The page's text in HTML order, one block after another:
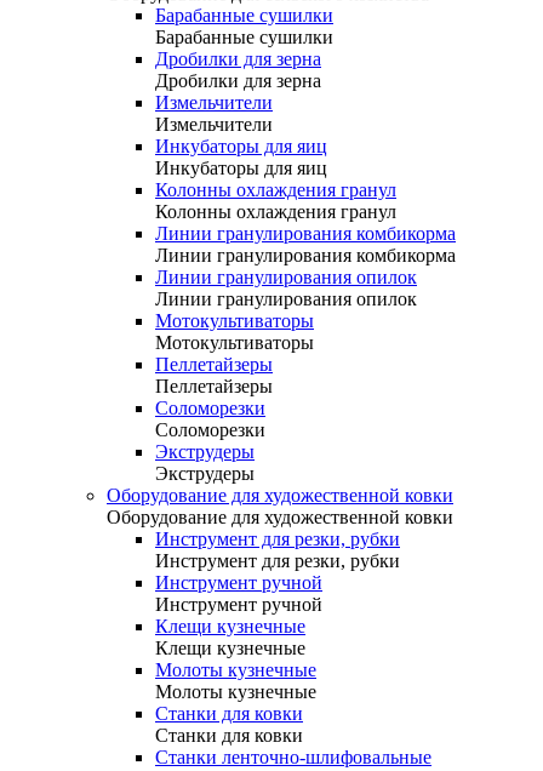
Барабанные сушилки
Барабанные сушилки
Дробилки для зерна
Дробилки для зерна
Измельчители
Измельчители
Инкубаторы для яиц
Инкубаторы для яиц
Колонны охлаждения гранул
Колонны охлаждения гранул
Линии гранулирования комбикорма
Линии гранулирования комбикорма
Линии гранулирования опилок
Линии гранулирования опилок
Мотокультиваторы
Мотокультиваторы
Пеллетайзеры
Пеллетайзеры
Соломорезки
Соломорезки
Экструдеры
Экструдеры
Оборудование для художественной ковки
Оборудование для художественной ковки
Инструмент для резки, рубки
Инструмент для резки, рубки
Инструмент ручной
Инструмент ручной
Клещи кузнечные
Клещи кузнечные
Молоты кузнечные
Молоты кузнечные
Станки для ковки
Станки для ковки
Станки ленточно-шлифовальные